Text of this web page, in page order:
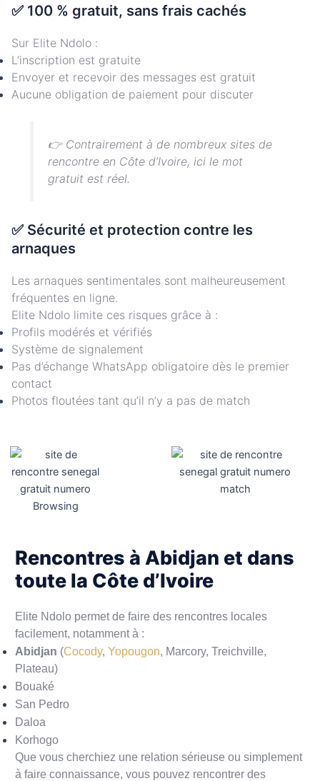
✅ 100 % gratuit, sans frais cachés
Sur Elite Ndolo :
L’inscription est gratuite
Envoyer et recevoir des messages est gratuit
Aucune obligation de paiement pour discuter
👉 Contrairement à de nombreux sites de
rencontre en Côte d’Ivoire, ici le mot
gratuit est réel.
✅ Sécurité et protection contre les
arnaques
Les arnaques sentimentales sont malheureusement
fréquentes en ligne.
Elite Ndolo limite ces risques grâce à :
Profils modérés et vérifiés
Système de signalement
Pas d’échange WhatsApp obligatoire dès le premier
contact
Photos floutées tant qu’il n’y a pas de match
Rencontres à Abidjan et dans
toute la Côte d’Ivoire
Elite Ndolo permet de faire des rencontres locales
facilement, notamment à :
Abidjan (Cocody, Yopougon, Marcory, Treichville,
Plateau)
Bouaké
San Pedro
Daloa
Korhogo
Que vous cherchiez une relation sérieuse ou simplement
à faire connaissance, vous pouvez rencontrer des